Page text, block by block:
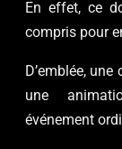
En effet, ce
compris pour
D’emblée,
une
événement